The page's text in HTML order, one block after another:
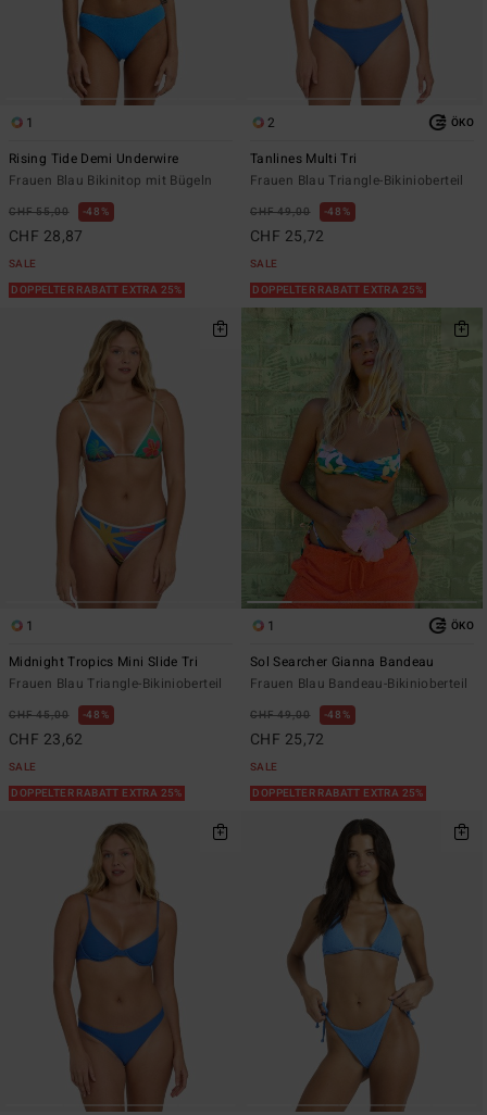
1
Rising Tide Demi Underwire
Frauen Blau Bikinitop mit Bügeln
CHF 55,00 48%
CHF 28,87
SALE
DOPPELTER RABATT EXTRA 25%
2 ÖKO
Tanlines Multi Tri
Frauen Blau Triangle-Bikinioberteil
CHF 49,00 48%
CHF 25,72
SALE
DOPPELTER RABATT EXTRA 25%
1
Midnight Tropics Mini Slide Tri
Frauen Blau Triangle-Bikinioberteil
CHF 45,00 48%
CHF 23,62
SALE
DOPPELTER RABATT EXTRA 25%
1 ÖKO
Sol Searcher Gianna Bandeau
Frauen Blau Bandeau-Bikinioberteil
CHF 49,00 48%
CHF 25,72
SALE
DOPPELTER RABATT EXTRA 25%